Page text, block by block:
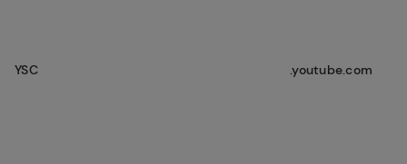
YSC .youtube.com